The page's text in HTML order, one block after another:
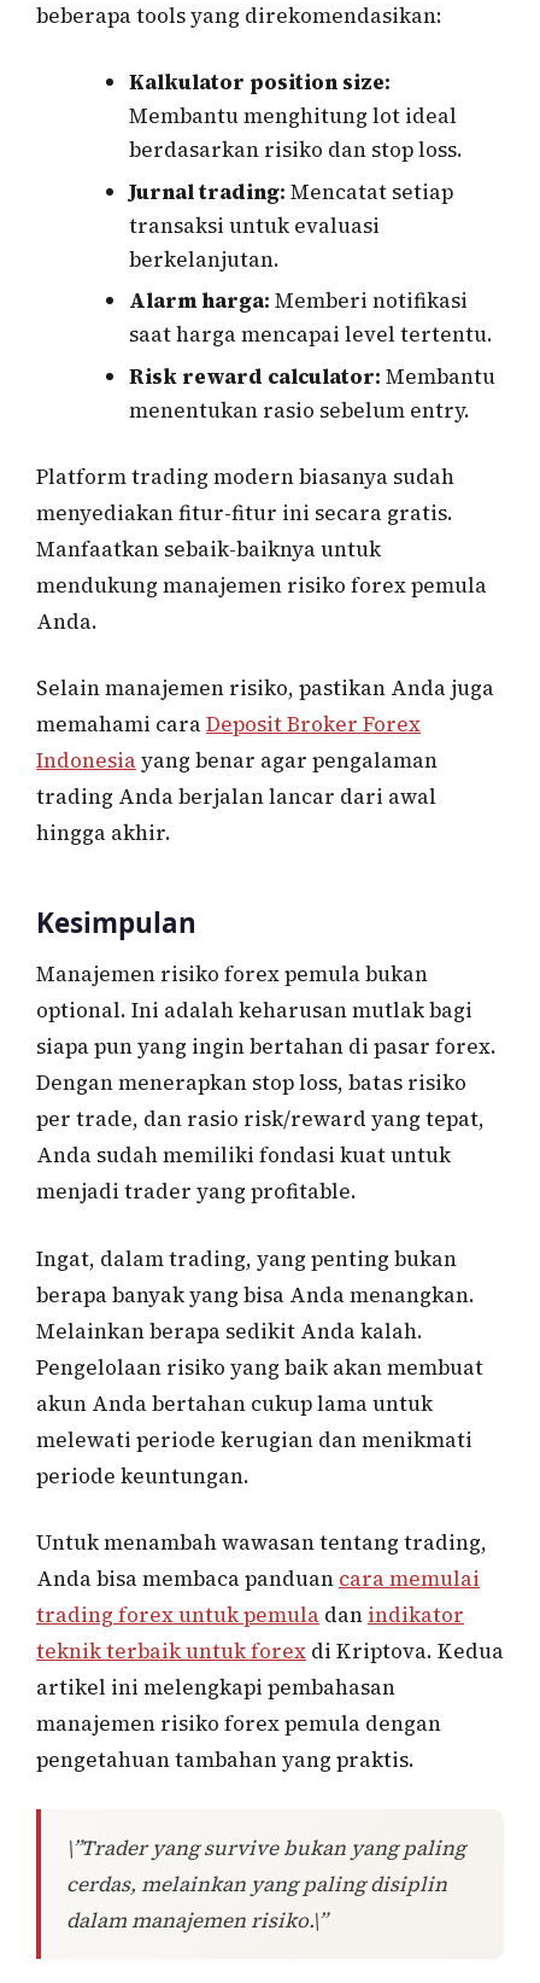
beberapa tools yang direkomendasikan:
Kalkulator position size:
Membantu menghitung lot ideal
berdasarkan risiko dan stop loss.
Jurnal trading: Mencatat setiap
transaksi untuk evaluasi
berkelanjutan.
Alarm harga: Memberi notifikasi
saat harga mencapai level tertentu.
Risk reward calculator: Membantu
menentukan rasio sebelum entry.
Platform trading modern biasanya sudah
menyediakan fitur-fitur ini secara gratis.
Manfaatkan sebaik-baiknya untuk
mendukung manajemen risiko forex pemula
Anda.
Selain manajemen risiko, pastikan Anda juga
memahami caraDeposit Broker Forex
Indonesiayang benar agar pengalaman
trading Anda berjalan lancar dari awal
hingga akhir.
Kesimpulan
Manajemen risiko forex pemula bukan
optional. Ini adalah keharusan mutlak bagi
siapa pun yang ingin bertahan di pasar forex.
Dengan menerapkan stop loss, batas risiko
per trade, dan rasio risk/reward yang tepat,
Anda sudah memiliki fondasi kuat untuk
menjadi trader yang profitable.
Ingat, dalam trading, yang penting bukan
berapa banyak yang bisa Anda menangkan.
Melainkan berapa sedikit Anda kalah.
Pengelolaan risiko yang baik akan membuat
akun Anda bertahan cukup lama untuk
melewati periode kerugian dan menikmati
periode keuntungan.
Untuk menambah wawasan tentang trading,
Anda bisa membaca panduan cara memulai
trading forex untuk pemula dan indikator
teknik terbaik untuk forex di Kriptova. Kedua
artikel ini melengkapi pembahasan
manajemen risiko forex pemula dengan
pengetahuan tambahan yang praktis.
\”Trader yang survive bukan yang paling
cerdas, melainkan yang paling disiplin
dalam manajemen risiko.\”